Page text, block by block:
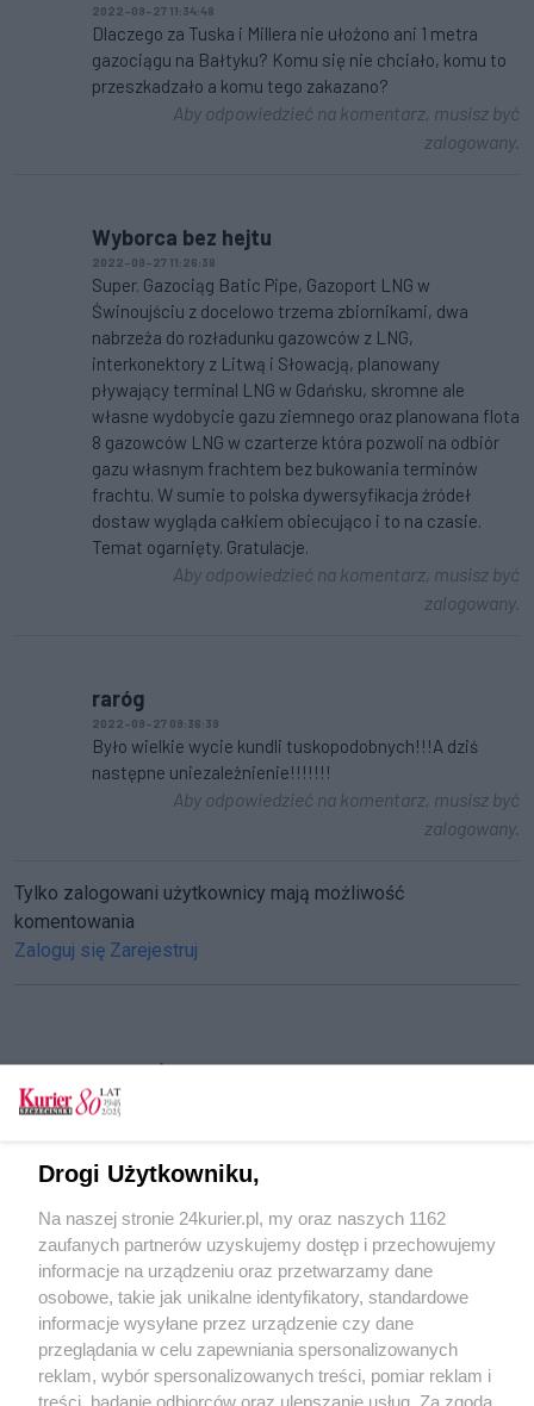
2022-09-27 11:34:48
Dlaczego za Tuska i Millera nie ułożono ani 1 metra
gazociągu na Bałtyku? Komu się nie chciało, komu to
przeszkadzało a komu tego zakazano?
Aby odpowiedzieć na komentarz, musisz być
zalogowany.
Wyborca bez hejtu
2022-09-27 11:26:38
Super. Gazociąg Batic Pipe, Gazoport LNG w
Świnoujściu z docelowo trzema zbiornikami, dwa
nabrzeża do rozładunku gazowców z LNG,
interkonektory z Litwą i Słowacją, planowany
pływający terminal LNG w Gdańsku, skromne ale
własne wydobycie gazu ziemnego oraz planowana flota
8 gazowców LNG w czarterze która pozwoli na odbiór
gazu własnym frachtem bez bukowania terminów
frachtu. W sumie to polska dywersyfikacja źródeł
dostaw wygląda całkiem obiecująco i to na czasie.
Temat ogarnięty. Gratulacje.
Aby odpowiedzieć na komentarz, musisz być
zalogowany.
raróg
2022-09-27 09:36:39
Było wielkie wycie kundli tuskopodobnych!!!A dziś
następne uniezależnienie!!!!!!!
Aby odpowiedzieć na komentarz, musisz być
zalogowany.
Tylko zalogowani użytkownicy mają możliwość
komentowania
Zaloguj się Zarejestruj
CZYTAJ TAKŻE
Cięcie stali pod trzeci gazowiec
Gaz ziemny dla Grupy Azoty. PGNiG
strategicznym dostawcą
Budowa pierwszych gazowców PGNiG.
Położenie stępki i wodowanie
POGODA
Drogi Użytkowniku,
Na naszej stronie 24kurier.pl, my oraz naszych 1162
zaufanych partnerów uzyskujemy dostęp i przechowujemy
informacje na urządzeniu oraz przetwarzamy dane
osobowe, takie jak unikalne identyfikatory, standardowe
informacje wysyłane przez urządzenie czy dane
przeglądania w celu zapewniania spersonalizowanych
reklam, wybór spersonalizowanych treści, pomiar reklam i
treści, badanie odbiorców oraz ulepszanie usług. Za zgodą